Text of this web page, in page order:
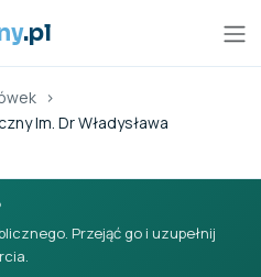
.pl
Im. Dr Władysława
Przejąć go i uzupełnij